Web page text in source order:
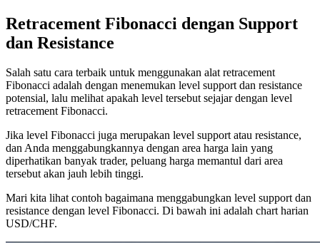
Retracement Fibonacci dengan Support
dan Resistance
Salah satu cara terbaik untuk menggunakan alat retracement
Fibonacci adalah dengan menemukan level support dan resistance
potensial, lalu melihat apakah level tersebut sejajar dengan level
retracement Fibonacci.
Jika level Fibonacci juga merupakan level support atau resistance,
dan Anda menggabungkannya dengan area harga lain yang
diperhatikan banyak trader, peluang harga memantul dari area
tersebut akan jauh lebih tinggi.
Mari kita lihat contoh bagaimana menggabungkan level support dan
resistance dengan level Fibonacci. Di bawah ini adalah chart harian
USD/CHF.